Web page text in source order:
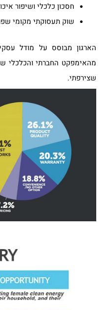
חסכון כלכלי ושיפור
שוק תעסוקתי מקומי
הארגון מבוסס על מודל
מהאימפקט החברתי והכלכלי
שצירפתי.